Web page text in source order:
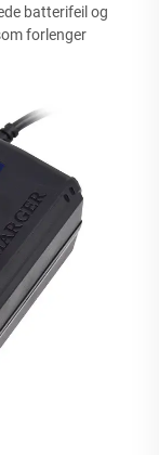
batterifeil og
forlenger